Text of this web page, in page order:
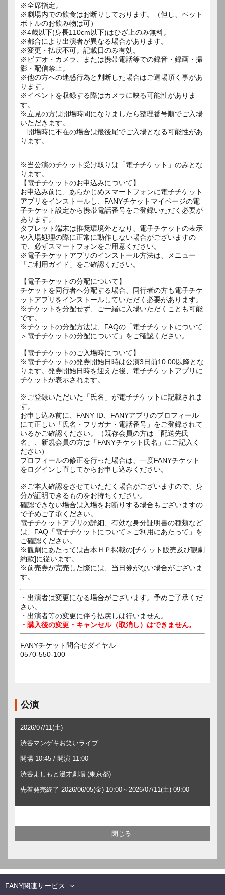
※全席指定。
※劇場内での飲食はお断りしております。（但し、ペット
ボトルのお飲み物は可）
※4歳以下(身長110cm以下)はひざ上のみ無料。
※都合により出演者が異なる場合があります。
※変更・払戻不可。記載日のみ有効。
※ビデオ・カメラ、または携帯電話等での録音・録画・撮
影・配信禁止。
※他の方への迷惑行為と判断した場合はご退場頂く事があ
ります。
※イベントを収録する際はカメラに映る可能性がありま
す。
※立見の方は開場時間になりましたら整理番号順でご入場
いただきます。
開場時に不在の場合は最後尾でご入場となる可能性があ
ります。
※当公演のチケット受け取りは「電子チケット」のみとな
ります。
【電子チケットのお申込みについて】
お申込み前に、あらかじめスマートフォンに電子チケット
アプリをインストールし、FANYチケットマイページの電
子チケット設定から携帯電話番号をご登録いただく必要が
あります。
タブレット端末は推奨環境外となり、電子チケットの表示
や入場処理の際に正常に動作しない場合がございますの
で、必ずスマートフォンをご用意ください。
※電子チケットアプリのインストール方法は、メニュー
「ご利用ガイド」をご確認ください。
【電子チケットの分配について】
チケットを同行者へ分配する場合、同行者の方も電子チケ
ットアプリをインストールしていただく必要があります。
※チケットを分配せず、ご一緒に入場いただくことも可能
です。
※チケットの分配方法は、FAQの「電子チケットについて
＞電子チケットの分配について」をご確認ください。
【電子チケットのご入場時について】
※電子チケットの発券開始日時は公演3日前10:00以降とな
ります。発券開始日時を迎えた後、電子チケットアプリに
チケットが表示されます。
※ご登録いただいた「氏名」が電子チケットに記載されま
す。
お申し込み前に、FANY ID、FANYアプリのプロフィール
にて正しい「氏名・フリガナ・電話番号」をご登録されて
いるかご確認ください。（既存会員の方は「配送先氏
名」、新規会員の方は「FANYチケット氏名」にご記入く
ださい）
プロフィールの修正を行った場合は、一度FANYチケット
をログインし直してからお申し込みください。
※ご本人確認をさせていただく場合がございますので、身
分が証明できるものをお持ちください。
確認できない場合は入場をお断りする場合もございますの
で予めご了承ください。
電子チケットアプリの詳細、有効な身分証明書の種類など
は、FAQ「電子チケットについて＞ご利用にあたって」を
ご確認ください。
※観劇にあたっては吉本ＨＰ掲載の[チケット販売及び観劇
約款]に従います。
※前売券が完売した際には、当日券がない場合がございま
す。
・出演者は変更になる場合がございます。予めご了承くだ
さい。
・出演者等の変更に伴う払戻しは行いません。
・購入後の変更・キャンセル（取消し）はできません。
FANYチケット問合せダイヤル
0570-550-100
公演
2026/07/11(土)
渋谷マンゲキお笑いライブ
開場 10:45 / 開演 11:00
渋谷よしもと漫才劇場 (東京都)
先着発売終了 2026/06/05(金) 10:00～2026/07/11(土) 09:00
FANY関連サービス